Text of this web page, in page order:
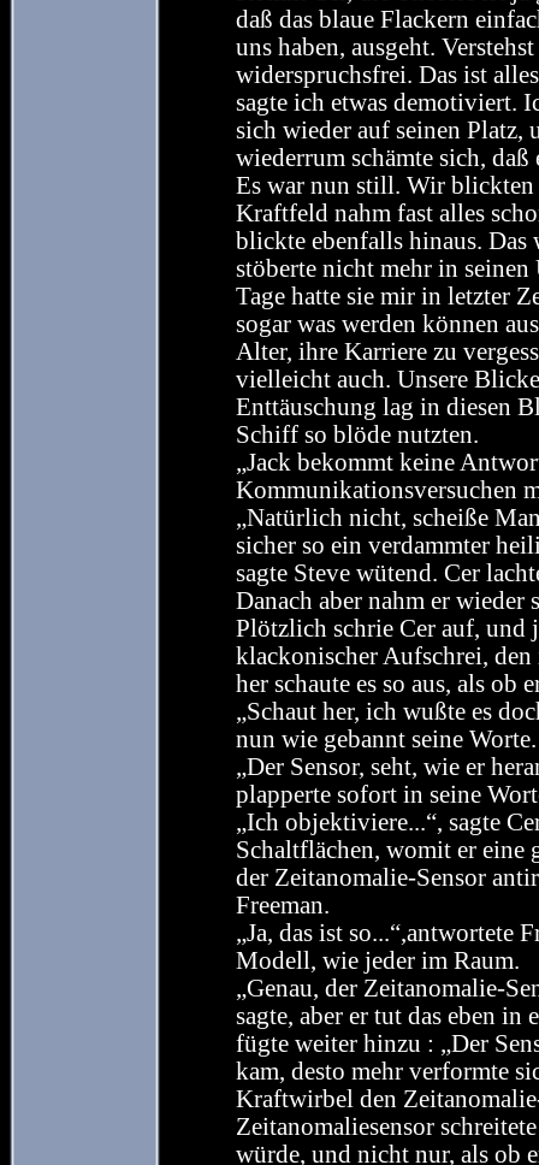
daß das blaue Flackern
uns haben, ausgeht.
widerspruchsfrei. Das ist
sagte ich etwas demotiviert.
sich wieder auf seinen Platz,
wiederrum schämte sich,
Es war nun still. Wir blickten
Kraftfeld nahm fast alles
blickte ebenfalls hinaus.
stöberte nicht mehr in
Tage hatte sie mir in letzter
sogar was werden können
Alter, ihre Karriere zu
vielleicht auch. Unsere
Enttäuschung lag in diesen
Schiff so blöde nutzten.
„Jack bekommt keine
Kommunikationsversuchen
„Natürlich nicht, scheiße
sicher so ein verdammter
sagte Steve wütend. Cer
Danach aber nahm er
Plötzlich schrie Cer auf, und
klackonischer Aufschrei,
her schaute es so aus, als ob
„Schaut her, ich wußte es
nun wie gebannt seine Worte.
„Der Sensor, seht, wie er
plapperte sofort in seine
„Ich objektiviere...“, sagte
Schaltflächen, womit er eine
der Zeitanomalie-Sensor
Freeman.
„Ja, das ist so...“,antwortete
Modell, wie jeder im Raum.
„Genau, der Zeitanomalie-
sagte, aber er tut das eben in
fügte weiter hinzu : „Der
kam, desto mehr verformte
Kraftwirbel den
Zeitanomaliesensor
würde, und nicht nur, als ob